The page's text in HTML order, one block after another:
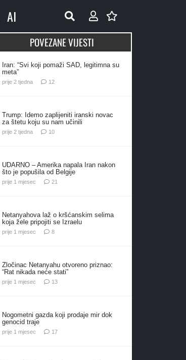
AI
POVEZANE VIJESTI
Iran: “Svi koji pomaži SAD, legitimna su
meta”
prije 2 tjedna 12komentara
Trump: Idemo zaplijeniti iranski novac
za štetu koju su nam učinili
prije 2 tjedna 10komentara
UDARNO – Amerika napala Iran nakon
što je popušila od Belgije
prije 1 mjesec 21
Netanyahova laž o kršćanskim selima
koja žele pripojiti se Izraelu
prije 1 mjesec 8komentara
Zločinac Netanyahu otvoreno priznao:
“Rat nikada neće stati”
prije 1 mjesec 13komentara
Nogometni gazda koji prodaje mir dok
genocid traje
prije 1 mjesec 17komentara